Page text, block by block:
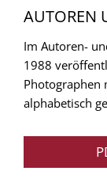
AUTOREN
Im Autoren-
1988
Photographen
alphabetisch